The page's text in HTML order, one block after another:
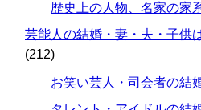
歴史上の人物、名家の家
芸能人の結婚・妻・夫・子供
(212)
お笑い芸人・司会者の結